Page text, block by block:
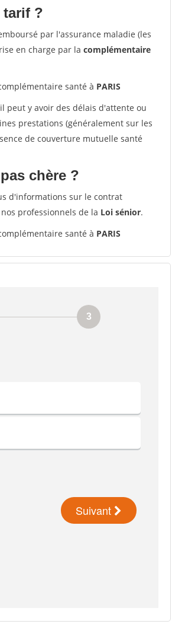
tarif ?
par l'assurance maladie (les
en charge par la complémentaire
santé à PARIS
peut y avoir des délais d'attente ou
prestations (généralement sur les
de couverture mutuelle santé
chère ?
d'informations sur le contrat
professionnels de la Loi sénior.
santé à PARIS